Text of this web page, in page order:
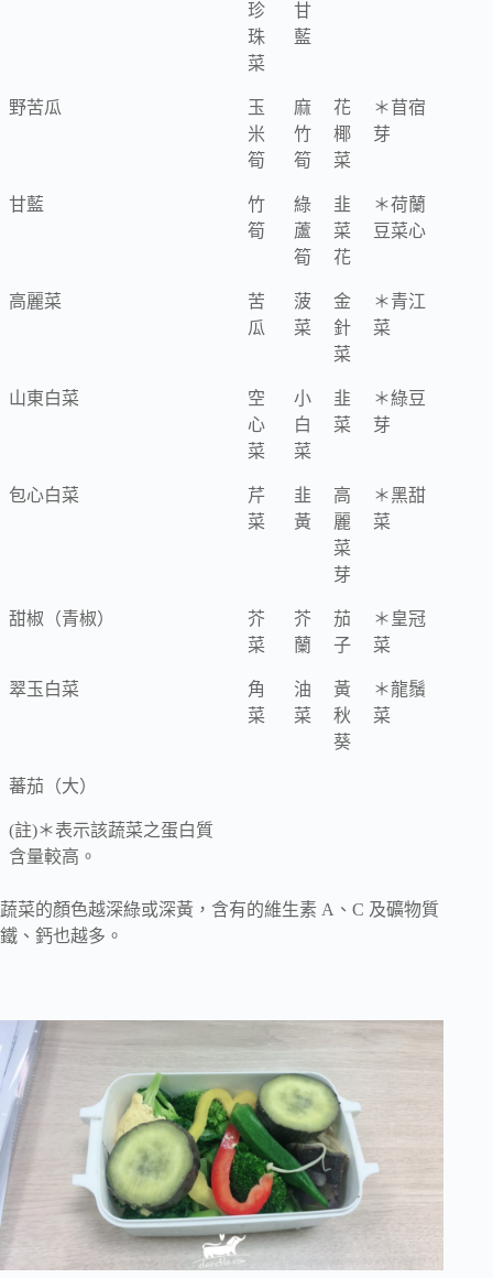
珍
珠
菜
甘
藍
野苦瓜
玉
米
筍
麻
竹
筍
花
椰
菜
＊苜宿
芽
甘藍
竹
筍
綠
蘆
筍
韭
菜
花
＊荷蘭
豆菜心
高麗菜
苦
瓜
菠
菜
金
針
菜
＊青江
菜
山東白菜
空
心
菜
小
白
菜
韭
菜
＊綠豆
芽
包心白菜
芹
菜
韭
黃
高
麗
菜
芽
＊黑甜
菜
甜椒（青椒）
芥
菜
芥
蘭
茄
子
＊皇冠
菜
翠玉白菜
角
菜
油
菜
黃
秋
葵
＊龍鬚
菜
蕃茄（大）
(註)＊表示該蔬菜之蛋白質
含量較高。
蔬菜的顏色越深綠或深黃，含有的維生素 A、C 及礦物質
鐵、鈣也越多。